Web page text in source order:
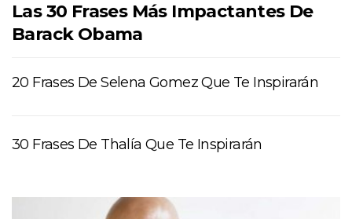
Las 30 Frases Más Impactantes De
Barack Obama
20 Frases De Selena Gomez Que Te Inspirarán
30 Frases De Thalía Que Te Inspirarán